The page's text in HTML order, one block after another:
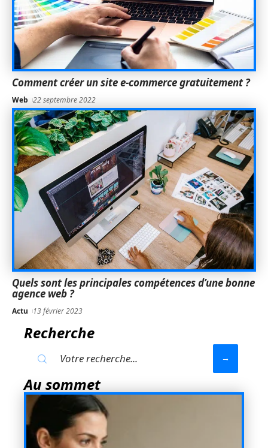
Comment créer un site e-commerce gratuitement ?
Web 22 septembre 2022
Quels sont les principales compétences d’une bonne
agence web ?
Actu 13 février 2023
Recherche
Au sommet